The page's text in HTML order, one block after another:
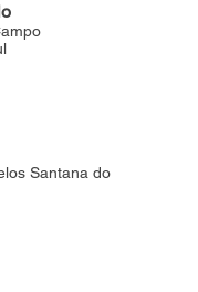
Santana do